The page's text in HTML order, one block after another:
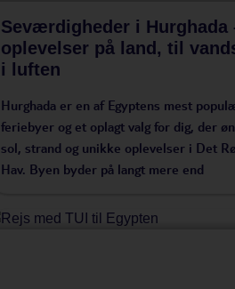
Seværdigheder i Hurghada
oplevelser på land, til
i luften
Hurghada er en af Egyptens mest
feriebyer og et oplagt valg for dig, der
sol, strand og unikke oplevelser i Det
Hav. Byen byder på langt mere end